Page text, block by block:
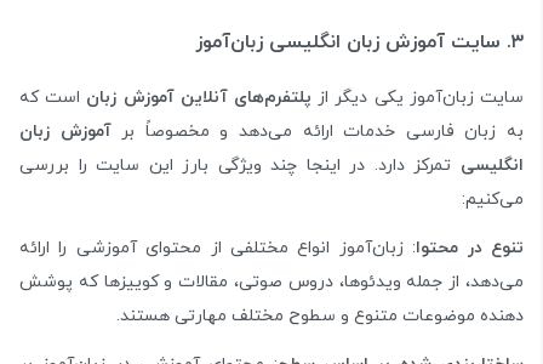
۳. سایت آموزش زبان انگلیسی زبان‌آموز
سایت زبان‌آموز یکی دیگر از پلتفرم‌های آنلاین آموزش زبان است که
به زبان فارسی خدمات ارائه می‌دهد و مخصوصاً برآموزش زبان
انگلیسی تمرکز دارد. در اینجا چند ویژگی بارز این سایت را بررسی
می‌کنیم:
تنوع در محتوا: زبان‌آموز انواع مختلفی از محتوای آموزشی را ارائه
می‌دهد، از جمله ویدئوها، دروس صوتی، مقالات و کوییزها که پوشش
دهنده موضوعات متنوع و سطوح مختلف مهارتی هستند.